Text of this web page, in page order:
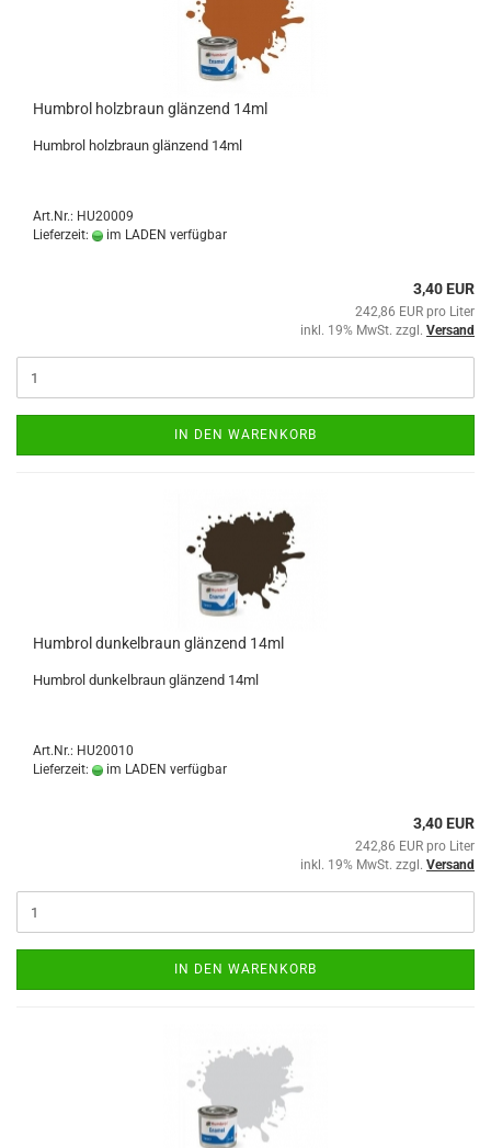
Humbrol holzbraun glänzend 14ml
Humbrol holzbraun glänzend 14ml
Art.Nr.: HU20009
Lieferzeit:
im LADEN verfügbar
3,40 EUR
242,86 EUR pro Liter
inkl. 19% MwSt. zzgl. Versand
IN DEN WARENKORB
Humbrol dunkelbraun glänzend 14ml
Humbrol dunkelbraun glänzend 14ml
Art.Nr.: HU20010
Lieferzeit:
im LADEN verfügbar
3,40 EUR
242,86 EUR pro Liter
inkl. 19% MwSt. zzgl. Versand
IN DEN WARENKORB